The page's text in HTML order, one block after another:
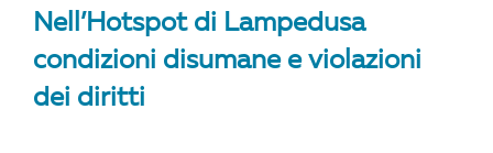
Nell’Hotspot di Lampedusa
condizioni disumane e violazioni
dei diritti